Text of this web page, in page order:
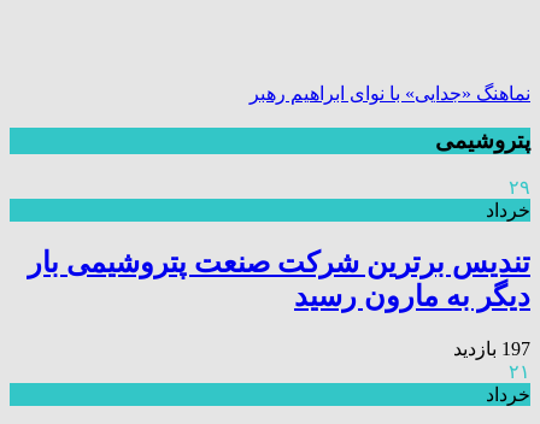
نماهنگ «جدایی» با نوای ابراهیم رهبر
پتروشیمی
۲۹
خرداد
تندیس برترین شرکت صنعت پتروشیمی بار
دیگر به مارون رسید
197 بازدید
۲۱
خرداد